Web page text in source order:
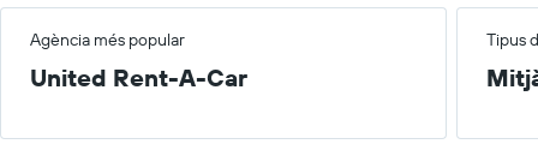
Agència més popular Tipus
United Rent-A-Car